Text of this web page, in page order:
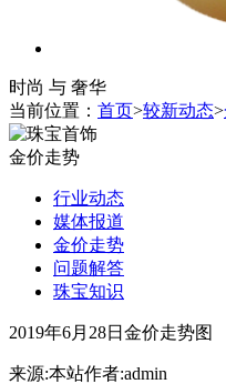
时尚 与 奢华
当前位置： 首页>较新动态>
金价走势
行业动态
媒体报道
金价走势
问题解答
珠宝知识
2019年6月28日金价走势图
来源:本站作者:admin